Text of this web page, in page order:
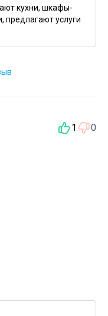
кухни, шкафы-
предлагают услуги
1 0